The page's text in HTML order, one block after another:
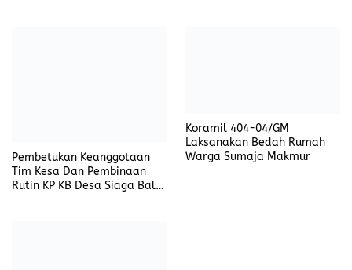
Pembetukan Keanggotaan
Tim Kesa Dan Pembinaan
Rutin KP KB Desa Siaga Bale
Koramil 404-04/GM
Laksanakan Bedah Rumah
Warga Sumaja Makmur